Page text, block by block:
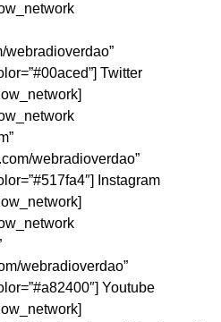
webradioverdao”
Twitter
webradioverdao”
Instagram
webradioverdao”
Youtube